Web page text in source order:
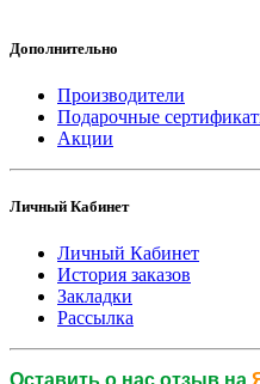
Дополнительно
Производители
Подарочные
Акции
Личный Кабинет
Личный Кабинет
История заказов
Закладки
Рассылка